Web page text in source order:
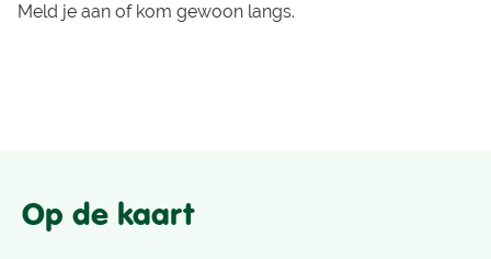
Meld je aan of kom gewoon langs.
Op de kaart